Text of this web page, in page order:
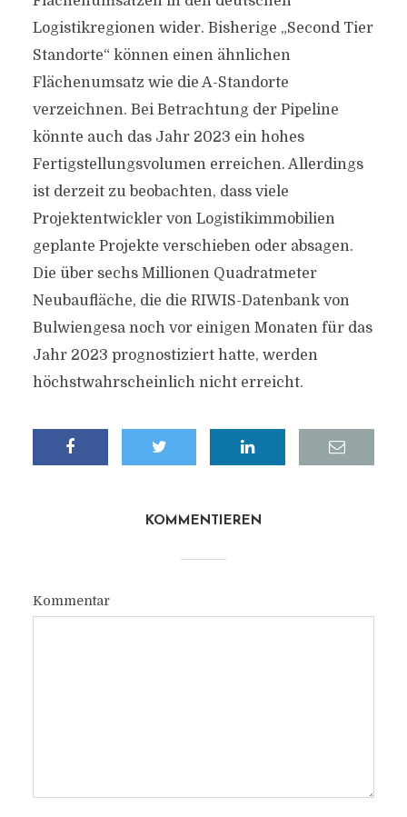
Logistikregionen wider. Bisherige „Second Tier
Standorte“ können einen ähnlichen
Flächenumsatz wie die A-Standorte
verzeichnen. Bei Betrachtung der Pipeline
könnte auch das Jahr 2023 ein hohes
Fertigstellungsvolumen erreichen. Allerdings
ist derzeit zu beobachten, dass viele
Projektentwickler von Logistikimmobilien
geplante Projekte verschieben oder absagen.
Die über sechs Millionen Quadratmeter
Neubaufläche, die die RIWIS-Datenbank von
Bulwiengesa noch vor einigen Monaten für das
Jahr 2023 prognostiziert hatte, werden
höchstwahrscheinlich nicht erreicht.
KOMMENTIEREN
Kommentar